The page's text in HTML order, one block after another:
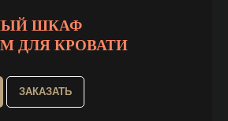
ШКАФ
ДЛЯ КРОВАТИ
ЗАКАЗАТЬ